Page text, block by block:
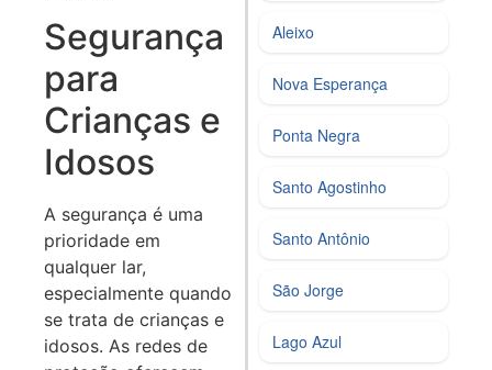
Segurança
para
Crianças e
Idosos
A segurança é uma
prioridade em
qualquer lar,
especialmente quando
se trata de crianças e
idosos. As redes de
Aleixo
Nova Esperança
Ponta Negra
Santo Agostinho
Santo Antônio
São Jorge
Lago Azul